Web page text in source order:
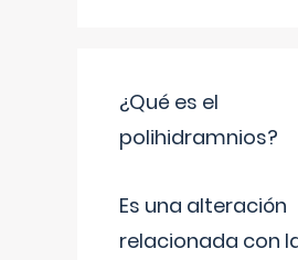
¿Qué es el
polihidramnios?
Es una alteración
relacionada con